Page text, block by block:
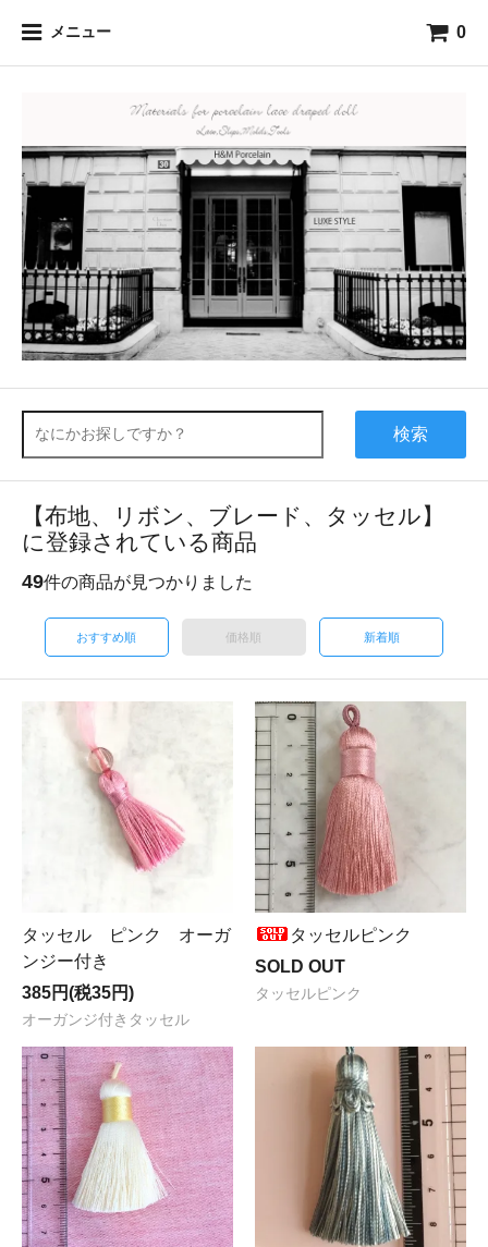
メニュー 0
検索
【布地、リボン、ブレード、タッセル】
に登録されている商品
49件の商品が見つかりました
おすすめ順 価格順 新着順
タッセル ピンク オーガ
ンジー付き
385円(税35円)
オーガンジ付きタッセル
タッセルピンク
SOLD OUT
タッセルピンク